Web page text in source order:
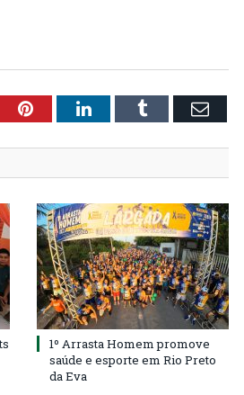
PinterestLinkedInTumblr Email
1º Arrasta Homem promove
saúde e esporte em Rio Preto
da Eva